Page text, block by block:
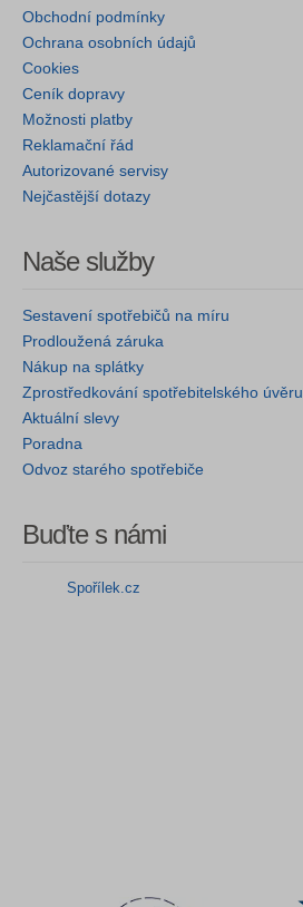
Obchodní podmínky
Ochrana osobních údajů
Cookies
Ceník dopravy
Možnosti platby
Reklamační řád
Autorizované servisy
Nejčastější dotazy
Naše služby
Sestavení spotřebičů na míru
Prodloužená záruka
Nákup na splátky
Zprostředkování spotřebitelského úvěru
Aktuální slevy
Poradna
Odvoz starého spotřebiče
Buďte s námi
Spořílek.cz